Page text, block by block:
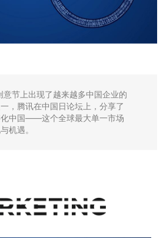
意节上出现了越来越多中国企业的
，腾讯在中国日论坛上，分享了
化中国——这个全球最大单一市场
机遇。